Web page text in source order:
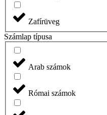
Zafírüveg
Számlap típusa
Arab számok
Római számok